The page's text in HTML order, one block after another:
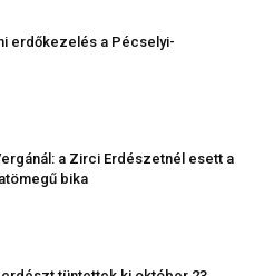
erdőkezelés a Pécselyi-
a Zirci Erdészetnél esett a
bika